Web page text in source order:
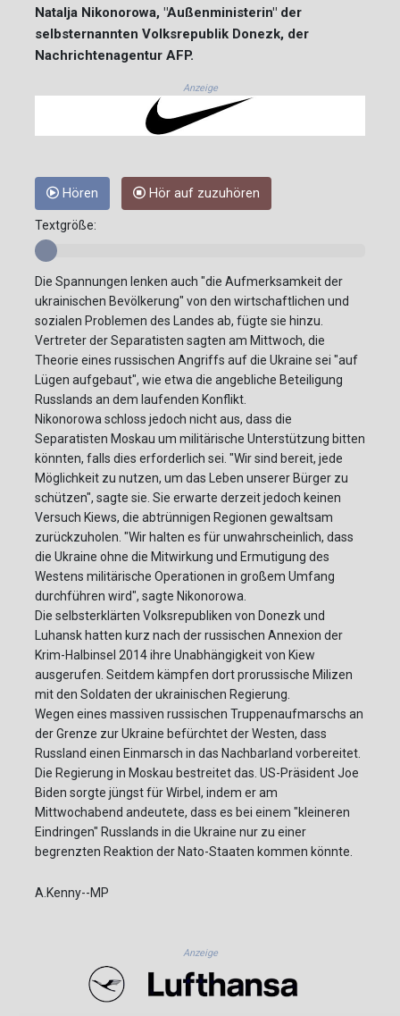
Natalja Nikonorowa, "Außenministerin" der
selbsternannten Volksrepublik Donezk, der
Nachrichtenagentur AFP.
Anzeige
Hören Hör auf zuzuhören
Textgröße:
Die Spannungen lenken auch "die Aufmerksamkeit der
ukrainischen Bevölkerung" von den wirtschaftlichen und
sozialen Problemen des Landes ab, fügte sie hinzu.
Vertreter der Separatisten sagten am Mittwoch, die
Theorie eines russischen Angriffs auf die Ukraine sei "auf
Lügen aufgebaut", wie etwa die angebliche Beteiligung
Russlands an dem laufenden Konflikt.
Nikonorowa schloss jedoch nicht aus, dass die
Separatisten Moskau um militärische Unterstützung bitten
könnten, falls dies erforderlich sei. "Wir sind bereit, jede
Möglichkeit zu nutzen, um das Leben unserer Bürger zu
schützen", sagte sie. Sie erwarte derzeit jedoch keinen
Versuch Kiews, die abtrünnigen Regionen gewaltsam
zurückzuholen. "Wir halten es für unwahrscheinlich, dass
die Ukraine ohne die Mitwirkung und Ermutigung des
Westens militärische Operationen in großem Umfang
durchführen wird", sagte Nikonorowa.
Die selbsterklärten Volksrepubliken von Donezk und
Luhansk hatten kurz nach der russischen Annexion der
Krim-Halbinsel 2014 ihre Unabhängigkeit von Kiew
ausgerufen. Seitdem kämpfen dort prorussische Milizen
mit den Soldaten der ukrainischen Regierung.
Wegen eines massiven russischen Truppenaufmarschs an
der Grenze zur Ukraine befürchtet der Westen, dass
Russland einen Einmarsch in das Nachbarland vorbereitet.
Die Regierung in Moskau bestreitet das. US-Präsident Joe
Biden sorgte jüngst für Wirbel, indem er am
Mittwochabend andeutete, dass es bei einem "kleineren
Eindringen" Russlands in die Ukraine nur zu einer
begrenzten Reaktion der Nato-Staaten kommen könnte.
A.Kenny--MP
Anzeige